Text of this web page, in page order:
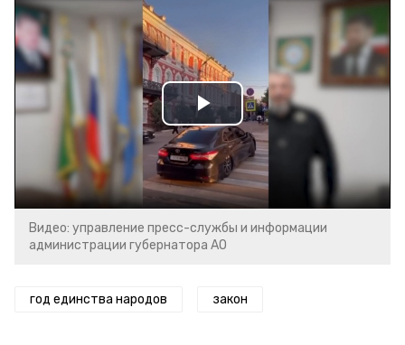
Play
Video
Видео: управление пресс-службы и информации
администрации губернатора АО
год единства народов закон